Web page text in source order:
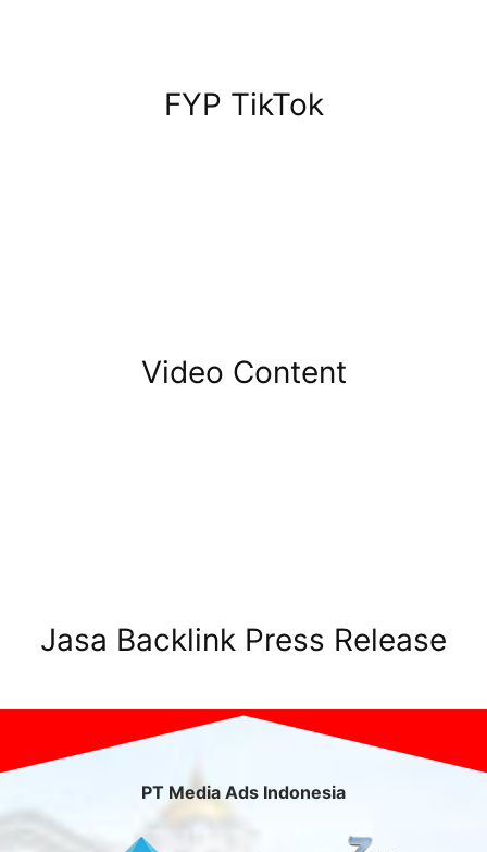
FYP TikTok
Video Content
Jasa Backlink Press Release
PT Media Ads Indonesia